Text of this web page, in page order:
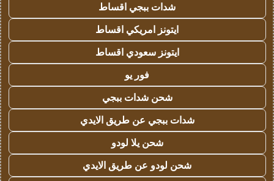
شدات ببجي اقساط
ايتونز امريكي اقساط
ايتونز سعودي اقساط
فور يو
شحن شدات ببجي
شدات ببجي عن طريق الايدي
شحن يلا لودو
شحن لودو عن طريق الايدي